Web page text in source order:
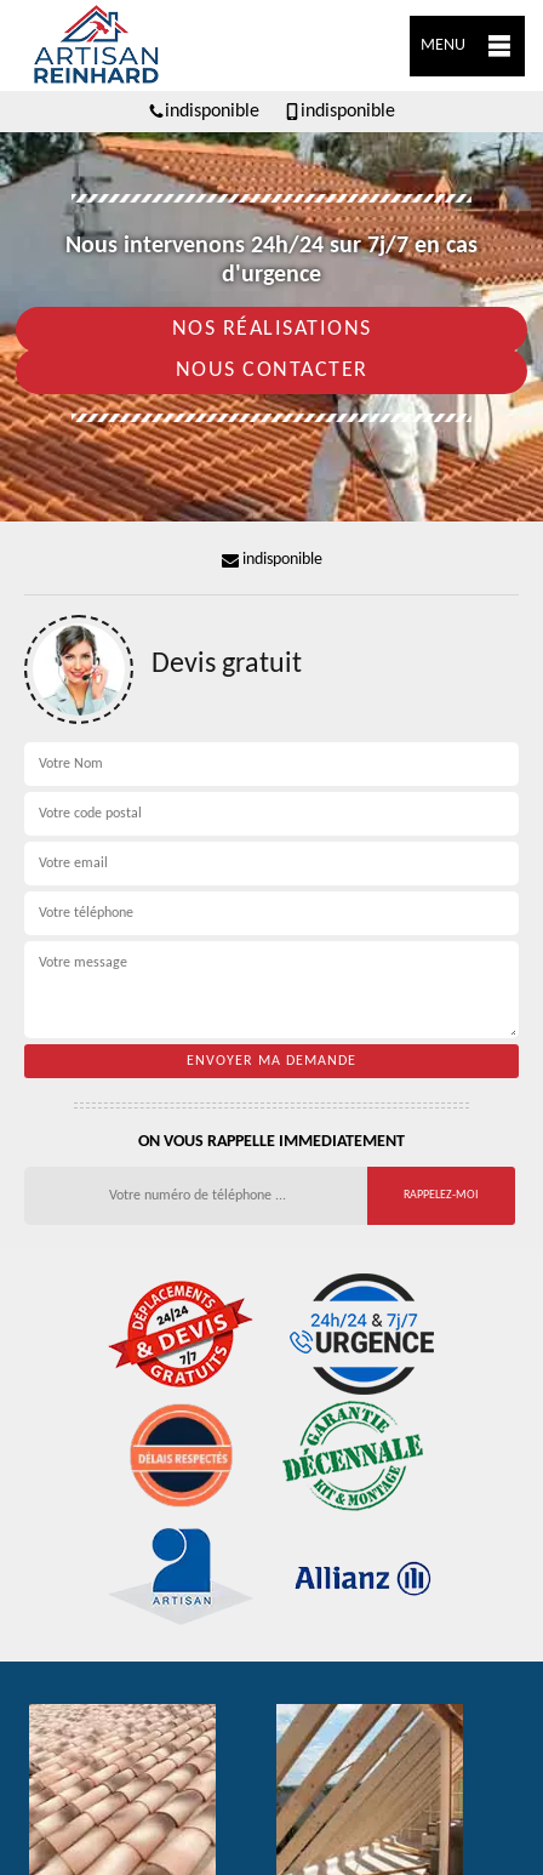
MENU
indisponible indisponible
Nous intervenons 24h/24 sur 7j/7 en cas
d'urgence
NOS RÉALISATIONS
NOUS CONTACTER
indisponible
Devis gratuit
ON VOUS RAPPELLE IMMEDIATEMENT